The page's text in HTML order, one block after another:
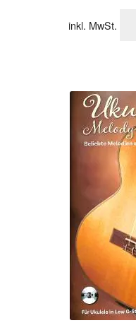
inkl. MwSt.